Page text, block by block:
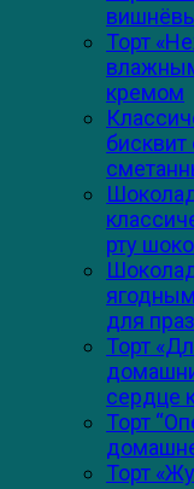
Торт
кремом
рту
для
Торт
сердце
Торт
Торт